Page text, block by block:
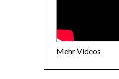
Mehr Videos